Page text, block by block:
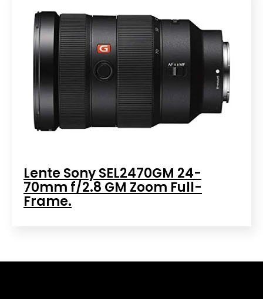
Lente Sony SEL2470GM 24-
70mm f/2.8 GM Zoom Full-
Frame.